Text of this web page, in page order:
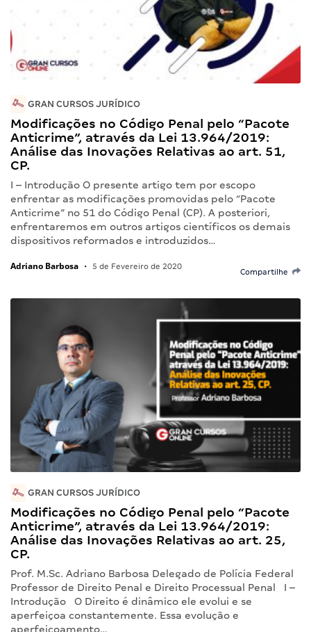
GRAN CURSOS JURÍDICO
Modificações no Código Penal pelo “Pacote
Anticrime”, através da Lei 13.964/2019:
Análise das Inovações Relativas ao art. 51,
CP.
I – Introdução O presente artigo tem por escopo
enfrentar as modificações promovidas pelo “Pacote
Anticrime” no 51 do Código Penal (CP). A posteriori,
enfrentaremos em outros artigos científicos os demais
dispositivos reformados e introduzidos…
Adriano Barbosa • 5 de Fevereiro de 2020
Compartilhe
GRAN CURSOS JURÍDICO
Modificações no Código Penal pelo “Pacote
Anticrime”, através da Lei 13.964/2019:
Análise das Inovações Relativas ao art. 25,
CP.
Prof. M.Sc. Adriano Barbosa Delegado de Polícia Federal
Professor de Direito Penal e Direito Processual Penal I –
Introdução O Direito é dinâmico ele evolui e se
aperfeiçoa constantemente. Essa evolução e
aperfeiçoamento…